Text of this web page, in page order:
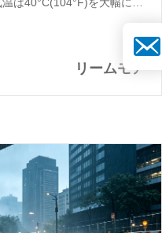
は大きな負荷にさらされ、
リームモア
メー